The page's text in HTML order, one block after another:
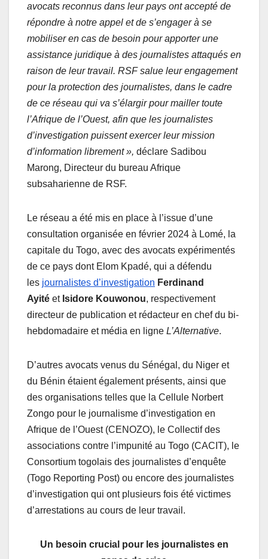
avocats reconnus dans leur pays ont accepté de
répondre à notre appel et de s’engager à se
mobiliser en cas de besoin pour apporter une
assistance juridique à des journalistes attaqués en
raison de leur travail. RSF salue leur engagement
pour la protection des journalistes, dans le cadre
de ce réseau qui va s’élargir pour mailler toute
l’Afrique de l’Ouest, afin que les journalistes
d’investigation puissent exercer leur mission
d’information librement », déclare Sadibou
Marong, Directeur du bureau Afrique
subsaharienne de RSF.
Le réseau a été mis en place à l’issue d’une
consultation organisée en février 2024 à Lomé, la
capitale du Togo, avec des avocats expérimentés
de ce pays dont Elom Kpadé, qui a défendu
les journalistes d’investigation Ferdinand
Ayité et Isidore Kouwonou, respectivement
directeur de publication et rédacteur en chef du bi-
hebdomadaire et média en ligne L’Alternative.
D’autres avocats venus du Sénégal, du Niger et
du Bénin étaient également présents, ainsi que
des organisations telles que la Cellule Norbert
Zongo pour le journalisme d’investigation en
Afrique de l’Ouest (CENOZO), le Collectif des
associations contre l’impunité au Togo (CACIT), le
Consortium togolais des journalistes d’enquête
(Togo Reporting Post) ou encore des journalistes
d’investigation qui ont plusieurs fois été victimes
d’arrestations au cours de leur travail.
Un besoin crucial pour les journalistes en